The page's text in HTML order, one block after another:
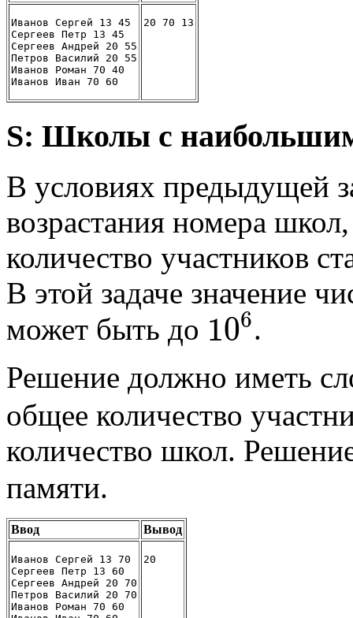
Иванов Сергей 13 45
Сергеев Петр 13 45
Сергеев Андрей 20 55
Петров Василий 20 55
Иванов Роман 70 40
Иванов Иван 70 60
20 70 13
S: Школы с
В условиях предыдущей
возрастания номера
количество участников
В этой задаче значение
может быть до 106.
Решение должно иметь
общее количество
количество школ.
памяти.
Ввод Вывод
Иванов Сергей 13 70
Сергеев Петр 13 60
Сергеев Андрей 20 70
Петров Василий 20 70
Иванов Роман 70 60
20